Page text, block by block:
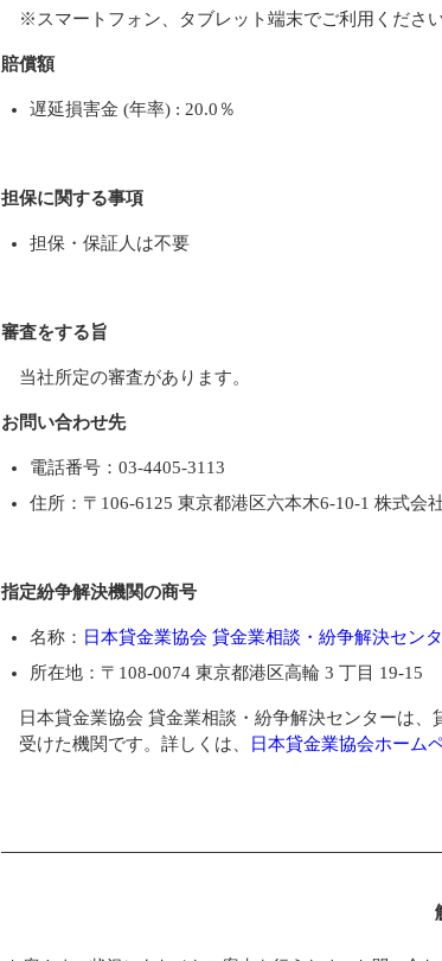
※スマートフォン、タブレット端末でご利用くださ
賠償額
遅延損害金 (年率) : 20.0％
担保に関する事項
担保・保証人は不要
審査をする旨
当社所定の審査があります。
お問い合わせ先
電話番号：03-4405-3113
住所：〒106-6125 東京都港区六本木6-10-1 株式会
指定紛争解決機関の商号
名称： 日本貸金業協会 貸金業相談・紛争解決セン
所在地：〒108-0074 東京都港区高輪 3 丁目 19-15
日本貸金業協会 貸金業相談・紛争解決センターは
受けた機関です。詳しくは、
日本貸金業協会ホーム